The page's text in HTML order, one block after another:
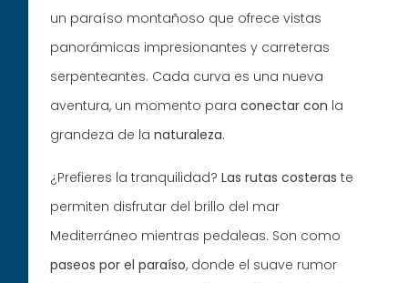
un paraíso montañoso que ofrece vistas
panorámicas impresionantes y carreteras
serpenteantes. Cada curva es una nueva
aventura, un momento paraconectar con la
grandeza de lanaturaleza.
¿Prefieres la tranquilidad?Las rutas costeraste
permiten disfrutar del brillo del mar
Mediterráneo mientras pedaleas. Son como
paseos por el paraíso, donde el suave rumor